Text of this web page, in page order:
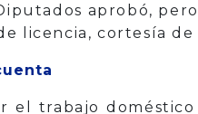
aprobó,
licencia, cortesía de
el trabajo